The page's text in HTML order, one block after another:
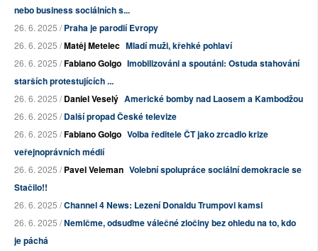
nebo business sociálních s...
26. 6. 2025 /Praha je parodií Evropy
26. 6. 2025 /Matěj Metelec Mladí muži, křehké pohlaví
26. 6. 2025 /Fabiano Golgo Imobilizováni a spoutáni: Ostuda stahování
starších protestujících ...
26. 6. 2025 /Daniel Veselý Americké bomby nad Laosem a Kambodžou
26. 6. 2025 /Další propad České televize
26. 6. 2025 /Fabiano Golgo Volba ředitele ČT jako zrcadlo krize
veřejnoprávních médií
26. 6. 2025 /Pavel Veleman Volební spolupráce sociální demokracie se
Stačilo!!
26. 6. 2025 /Channel 4 News: Lezení Donaldu Trumpovi kamsi
26. 6. 2025 /Nemlčme, odsuďme válečné zločiny bez ohledu na to, kdo
je páchá